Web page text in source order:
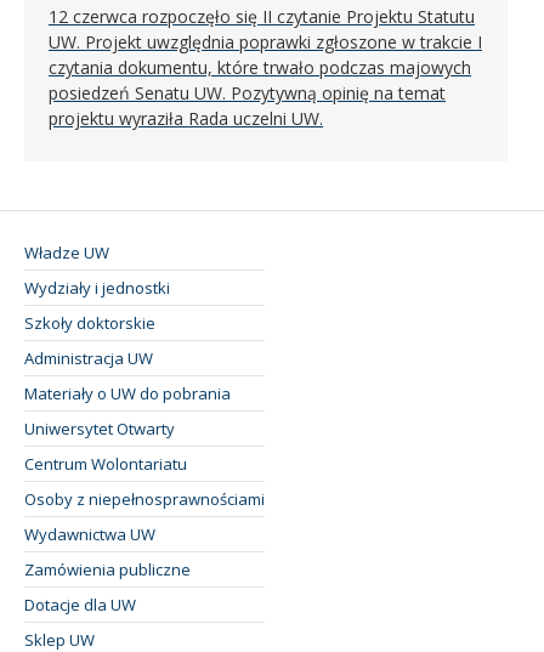
12 czerwca rozpoczęło się II czytanie Projektu Statutu
UW. Projekt uwzględnia poprawki zgłoszone w trakcie I
czytania dokumentu, które trwało podczas majowych
posiedzeń Senatu UW. Pozytywną opinię na temat
projektu wyraziła Rada uczelni UW.
Władze UW
Wydziały i jednostki
Szkoły doktorskie
Administracja UW
Materiały o UW do pobrania
Uniwersytet Otwarty
Centrum Wolontariatu
Osoby z niepełnosprawnościami
Wydawnictwa UW
Zamówienia publiczne
Dotacje dla UW
Sklep UW